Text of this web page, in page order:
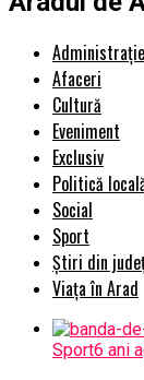
Afaceri
Cultură
Eveniment
Exclusiv
Politică
Social
Sport
Știri din
Viața în Arad
Sport6 ani